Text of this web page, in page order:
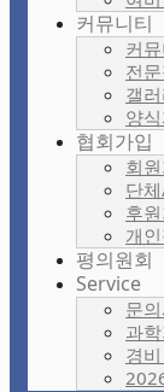
커뮤니티
커
전
갤
양
협회가입
회
단
후
개
평의원회
Service
문
과
경